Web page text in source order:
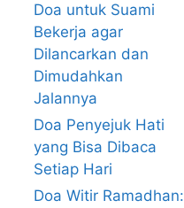
Doa untuk Suami
Bekerja agar
Dilancarkan dan
Dimudahkan
Jalannya
Doa Penyejuk Hati
yang Bisa Dibaca
Setiap Hari
Doa Witir Ramadhan: